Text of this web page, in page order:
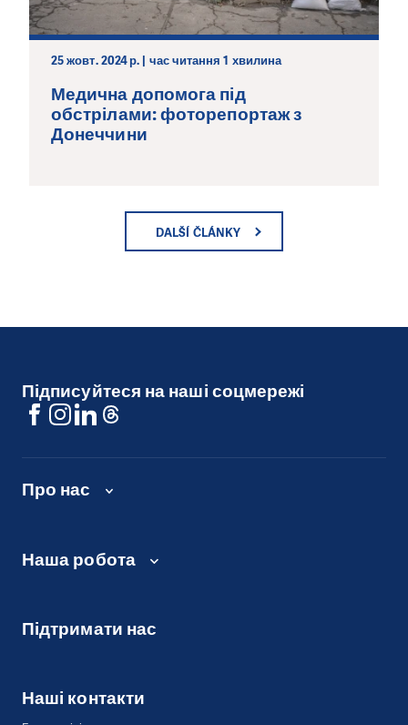
25 жовт. 2024 р. | час читання 1 хвилина
Медична допомога під
обстрілами: фоторепортаж з
Донеччини
DALŠÍ ČLÁNKY
Підписуйтеся на наші соцмережі
Про нас
Наша робота
Підтримати нас
Наші контакти